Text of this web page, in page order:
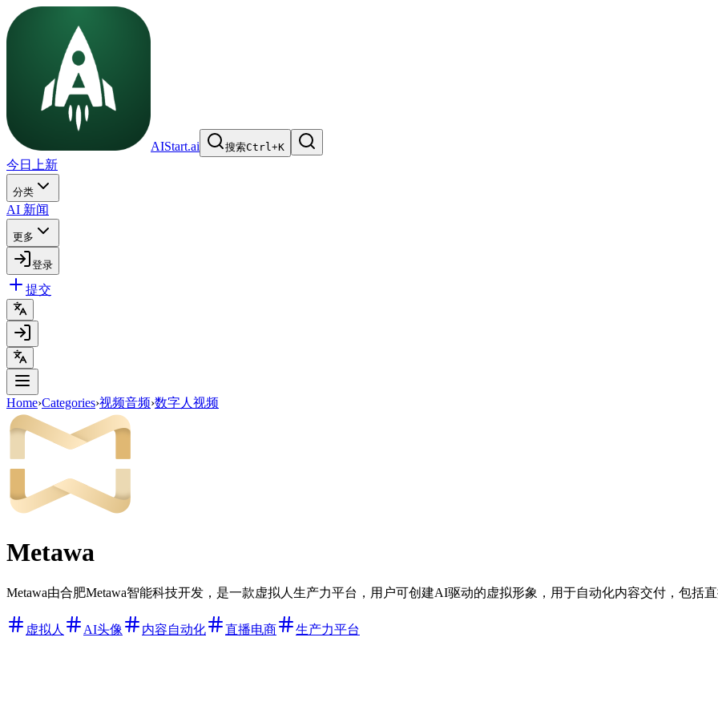
AIStart.ai 搜索Ctrl+K
今日上新
分类
AI 新闻
更多
登录
提交
Home›Categories›视频音频›数字人视频
Metawa
Metawa由合肥Metawa智能科技开发，是一款虚拟人生产力平台，用户可创建AI驱动的虚拟形象，用于自动化内容交付，包括直
虚拟人 AI头像 内容自动化 直播电商 生产力平台